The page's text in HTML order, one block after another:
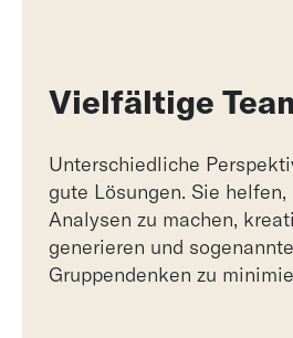
Vielfältige
Unterschiedliche
gute Lösungen. Sie helfen,
Analysen zu machen,
generieren und
Gruppendenken zu